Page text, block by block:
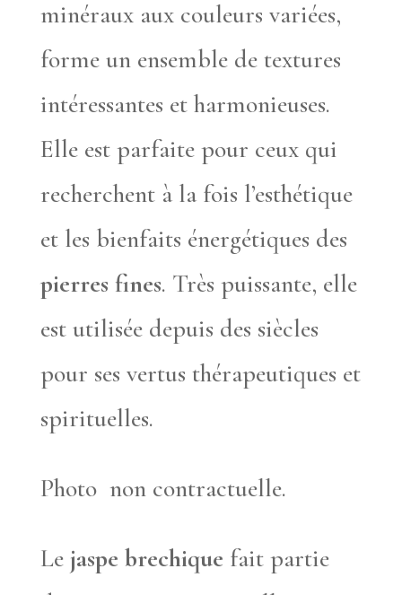
minéraux aux couleurs variées,
forme un ensemble de textures
intéressantes et harmonieuses.
Elle est parfaite pour ceux qui
recherchent à la fois l’esthétique
et les bienfaits énergétiques des
pierres fines. Très puissante, elle
est utilisée depuis des siècles
pour ses vertus thérapeutiques et
spirituelles.
Photo non contractuelle.
Le jaspe brechique fait partie